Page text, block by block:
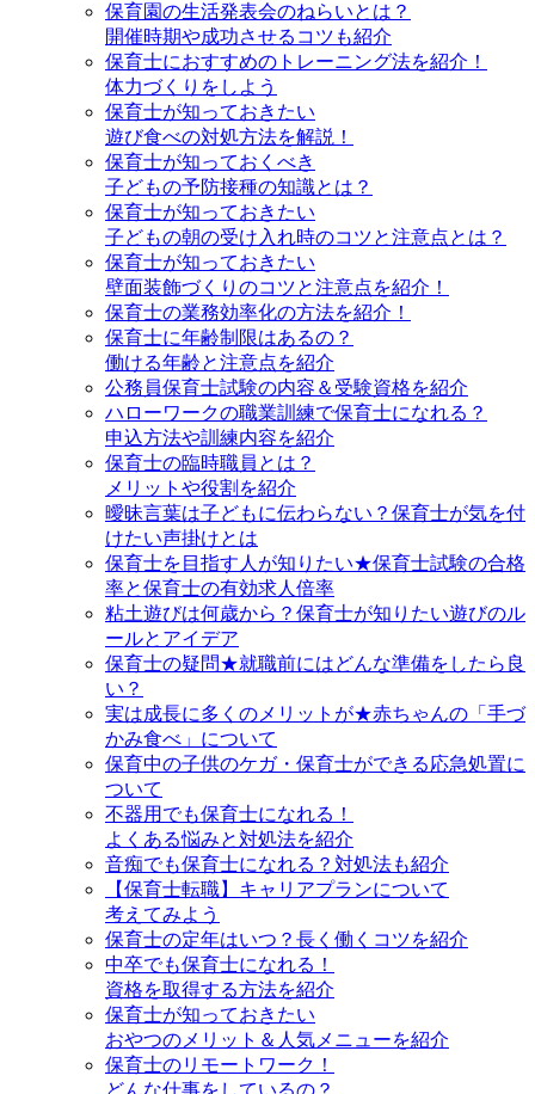
保育園の生活発表会のねらいとは？
開催時期や成功させるコツも紹介
保育士におすすめのトレーニング法を紹介！
体力づくりをしよう
保育士が知っておきたい
遊び食べの対処方法を解説！
保育士が知っておくべき
子どもの予防接種の知識とは？
保育士が知っておきたい
子どもの朝の受け入れ時のコツと注意点とは？
保育士が知っておきたい
壁面装飾づくりのコツと注意点を紹介！
保育士の業務効率化の方法を紹介！
保育士に年齢制限はあるの？
働ける年齢と注意点を紹介
公務員保育士試験の内容＆受験資格を紹介
ハローワークの職業訓練で保育士になれる？
申込方法や訓練内容を紹介
保育士の臨時職員とは？
メリットや役割を紹介
曖昧言葉は子どもに伝わらない？保育士が気を付
けたい声掛けとは
保育士を目指す人が知りたい★保育士試験の合格
率と保育士の有効求人倍率
粘土遊びは何歳から？保育士が知りたい遊びのル
ールとアイデア
保育士の疑問★就職前にはどんな準備をしたら良
い？
実は成長に多くのメリットが★赤ちゃんの「手づ
かみ食べ」について
保育中の子供のケガ・保育士ができる応急処置に
ついて
不器用でも保育士になれる！
よくある悩みと対処法を紹介
音痴でも保育士になれる？対処法も紹介
【保育士転職】キャリアプランについて
考えてみよう
保育士の定年はいつ？長く働くコツを紹介
中卒でも保育士になれる！
資格を取得する方法を紹介
保育士が知っておきたい
おやつのメリット＆人気メニューを紹介
保育士のリモートワーク！
どんな仕事をしているの？